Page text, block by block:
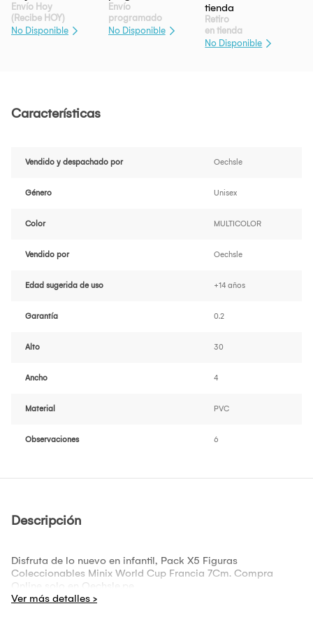
Envío Hoy
(Recibe HOY)
No Disponible
Envío
programado
No Disponible
Retiro
en tienda
No Disponible
Características
Vendido y despachado por Oechsle
Género Unisex
Color MULTICOLOR
Vendido por Oechsle
Edad sugerida de uso +14 años
Garantía 0.2
Alto 30
Ancho 4
Material PVC
Observaciones 6
Descripción
Disfruta de lo nuevo en infantil, Pack X5 Figuras
Coleccionables Minix World Cup Francia 7Cm. Compra
Online solo en Oechsle.pe